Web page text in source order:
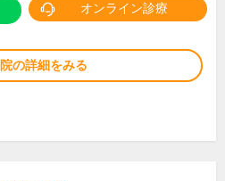
オンライン診療
の詳細をみる